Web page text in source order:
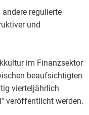
regulierte
und
im Finanzsektor
beaufsichtigten
vierteljährlich
veröffentlicht werden.